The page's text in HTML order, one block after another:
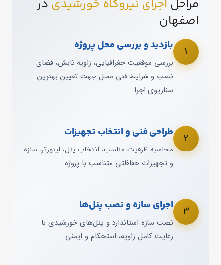
مراحل اجرای نیروگاه خورشیدی در
اصفهان
1 بازدید و بررسی محل پروژه
بررسی موقعیت جغرافیایی، زاویه تابش، فضای
نصب و شرایط فنی محل جهت تعیین بهترین
سناریوی اجرا.
2 طراحی فنی و انتخاب تجهیزات
محاسبه ظرفیت مناسب، انتخاب پنل، اینورتر، سازه
و تجهیزات حفاظتی متناسب با پروژه.
3 اجرای سازه و نصب پنل‌ها
نصب سازه استاندارد و پنل‌های خورشیدی با
رعایت کامل زاویه، استحکام و ایمنی.